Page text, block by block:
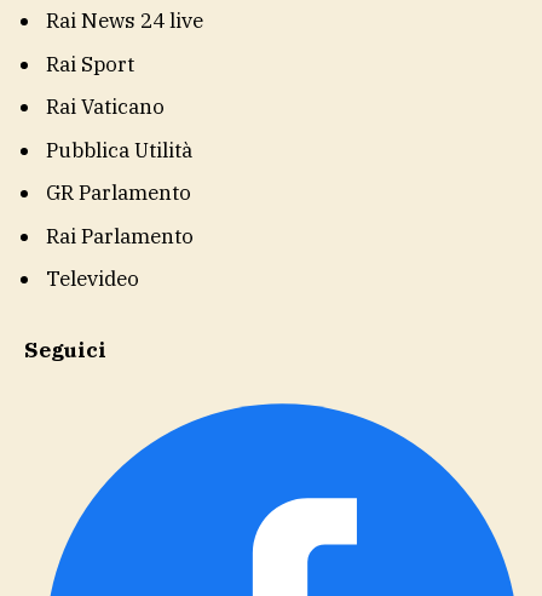
Rai News 24 live
Rai Sport
Rai Vaticano
Pubblica Utilità
GR Parlamento
Rai Parlamento
Televideo
Seguici